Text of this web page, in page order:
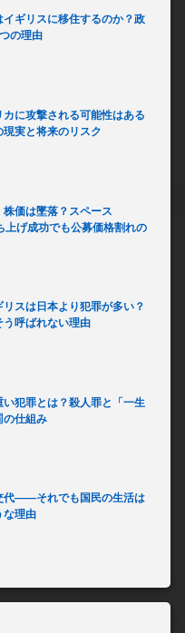
ギリスに移住するのか？政
の理由
カに攻撃される可能性はある
実と将来のリスク
株価は墜落？スペース
上げ成功でも公募価格割れの
リスは日本より犯罪が多い？
う呼ばれない理由
い犯罪とは？殺人罪と「一生
の仕組み
代――それでも国民の生活は
な理由